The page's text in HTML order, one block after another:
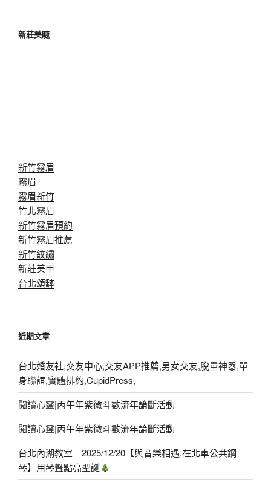
新莊美睫
新竹霧眉
霧眉
霧眉新竹
竹北霧眉
新竹霧眉預約
新竹霧眉推薦
新竹紋繡
新莊美甲
台北頌缽
近期文章
台北婚友社,交友中心,交友APP推薦,男女交友,脫單神器,單
身聯誼,實體排約,CupidPress,
閱讀心靈|丙午年紫微斗數流年論斷活動
閱讀心靈|丙午年紫微斗數流年論斷活動
台北內湖教室｜2025/12/20【與音樂相遇.在北車公共鋼
琴】用琴聲點亮聖誕